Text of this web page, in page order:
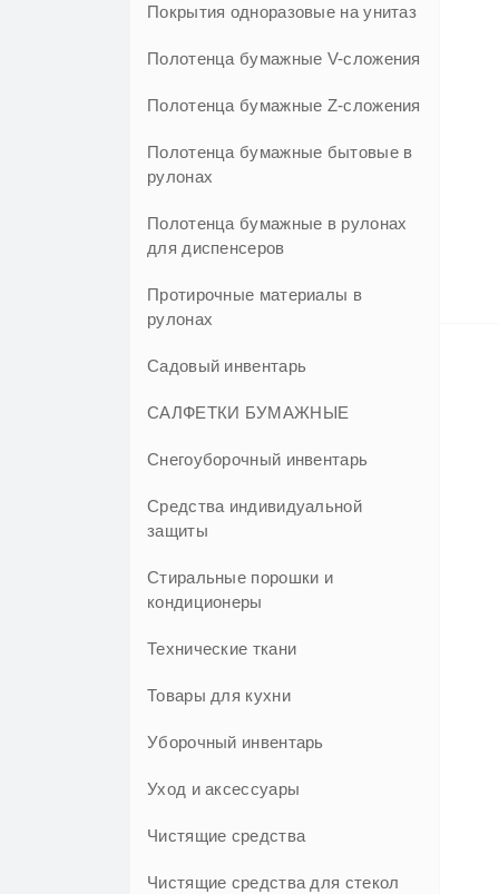
Покрытия одноразовые на унитаз
Полотенца бумажные V-сложения
Полотенца бумажные Z-сложения
Полотенца бумажные бытовые в
рулонах
Полотенца бумажные в рулонах
для диспенсеров
Протирочные материалы в
рулонах
Садовый инвентарь
САЛФЕТКИ БУМАЖНЫЕ
Снегоуборочный инвентарь
Средства индивидуальной
защиты
Стиральные порошки и
кондиционеры
Технические ткани
Товары для кухни
Уборочный инвентарь
Уход и аксессуары
Чистящие средства
Чистящие средства для стекол